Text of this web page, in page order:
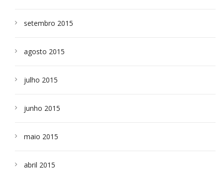
setembro 2015
agosto 2015
julho 2015
junho 2015
maio 2015
abril 2015